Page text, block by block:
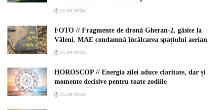
06.08.2026
FOTO // Fragmente de dronă Gheran-2, găsite la
Văleni. MAE condamnă încălcarea spațiului aerian
06.08.2026
HOROSCOP // Energia zilei aduce claritate, dar și
momente decisive pentru toate zodiile
06.08.2026